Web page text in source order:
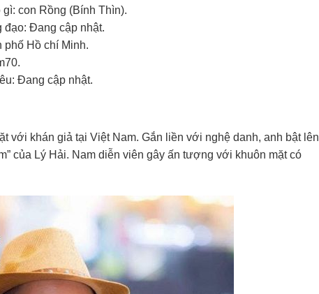
con Rồng (Bính Thìn).
đạo: Đang cập nhật.
Hồ chí Minh.
Đang cập nhật.
với khán giả tại Việt Nam. Gắn liền với nghệ danh, anh bật lên
của Lý Hải. Nam diễn viên gây ấn tượng với khuôn mặt có